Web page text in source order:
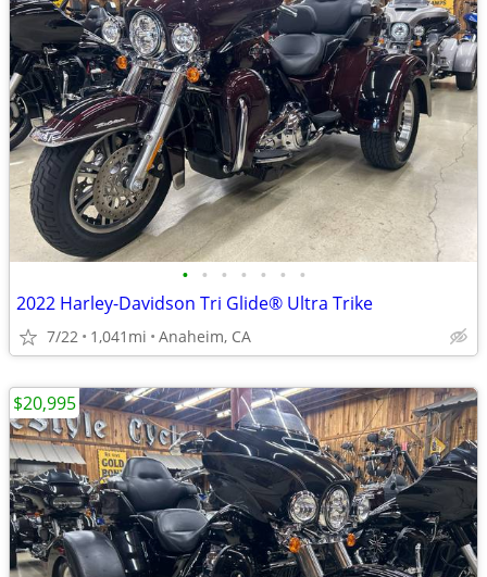
• • • • • • •
2022 Harley-Davidson Tri Glide® Ultra Trike
7/22 1,041mi Anaheim, CA
$20,995